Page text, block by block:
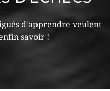
d'apprendre veulent
savoir !